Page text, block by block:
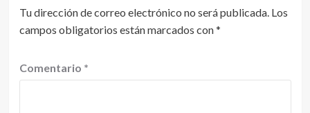
Tu dirección de correo electrónico no será publicada. Los
campos obligatorios están marcados con*
Comentario *